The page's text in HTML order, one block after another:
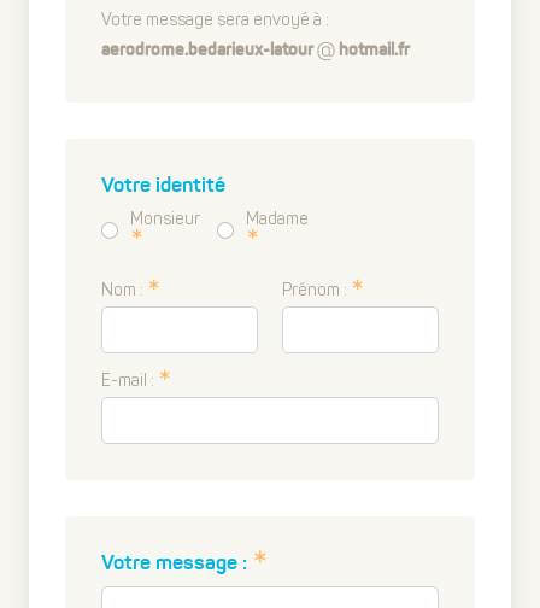
Votre message sera envoyé à :
aerodrome.bedarieux-latour hotmail.fr
Votre identité
Monsieur
Madame
Nom : Prénom :
E-mail :
Votre message :